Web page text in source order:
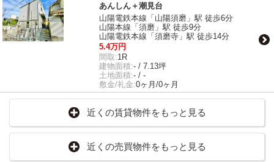
あんしん＋潮見台
山陽電鉄本線「山陽須磨」駅 徒歩6分
山陽本線「須磨」駅 徒歩9分
山陽電鉄本線「須磨寺」駅 徒歩14分
5.4万円
間取:1R
建物面積:- / 7.13坪
土地面積:- / -
敷金/礼金:0ヶ月/0ヶ月
近くの賃貸物件をもっと見る
近くの売買物件をもっと見る